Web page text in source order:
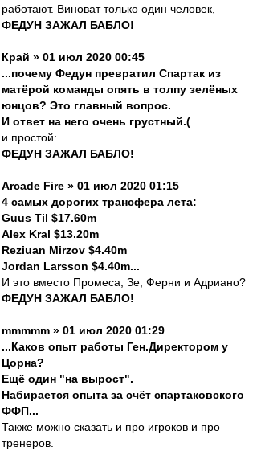
работают. Виноват только один человек,
ФЕДУН ЗАЖАЛ БАБЛО!
Край » 01 июл 2020 00:45
...почему Федун превратил Спартак из
матёрой команды опять в толпу зелёных
юнцов? Это главный вопрос.
И ответ на него очень грустный.(
и простой:
ФЕДУН ЗАЖАЛ БАБЛО!
Arcade Fire » 01 июл 2020 01:15
4 самых дорогих трансфера лета:
Guus Til $17.60m
Alex Kral $13.20m
Reziuan Mirzov $4.40m
Jordan Larsson $4.40m...
И это вместо Промеса, Зе, Ферни и Адриано?
ФЕДУН ЗАЖАЛ БАБЛО!
mmmmm » 01 июл 2020 01:29
...Каков опыт работы Ген.Директором у
Цорна?
Ещё один "на вырост".
Набирается опыта за счёт спартаковского
ФФП...
Также можно сказать и про игроков и про
тренеров.